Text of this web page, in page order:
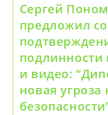
Сергей
предложил
и видео:
новая